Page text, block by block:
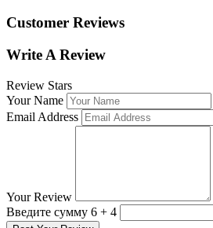
Customer Reviews
Write A Review
Review Stars
Your Name
Email Address
Your Review
Введите сумму 6 + 4